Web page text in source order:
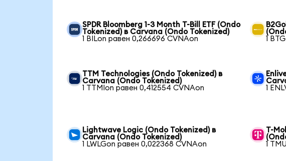
SPDR Bloomberg 1-3 Month T-Bill ETF (Ondo
Tokenized) в Carvana (Ondo Tokenized)
1 BILon равен 0,266696 CVNAon
1
TTM Technologies (Ondo Tokenized) в
Carvana (Ondo Tokenized)
1 TTMIon равен 0,412554 CVNAon
1
Lightwave Logic (Ondo Tokenized) в
Carvana (Ondo Tokenized)
1 LWLGon равен 0,022368 CVNAon
T-
1